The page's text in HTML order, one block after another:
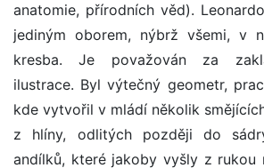
anatomie, přírodních věd).
jediným oborem, nýbrž všemi, v
kresba. Je považován za
ilustrace. Byl výtečný geometr,
kde vytvořil v mládí několik
z hlíny, odlitých později do
andílků, které jakoby vyšly z rukou